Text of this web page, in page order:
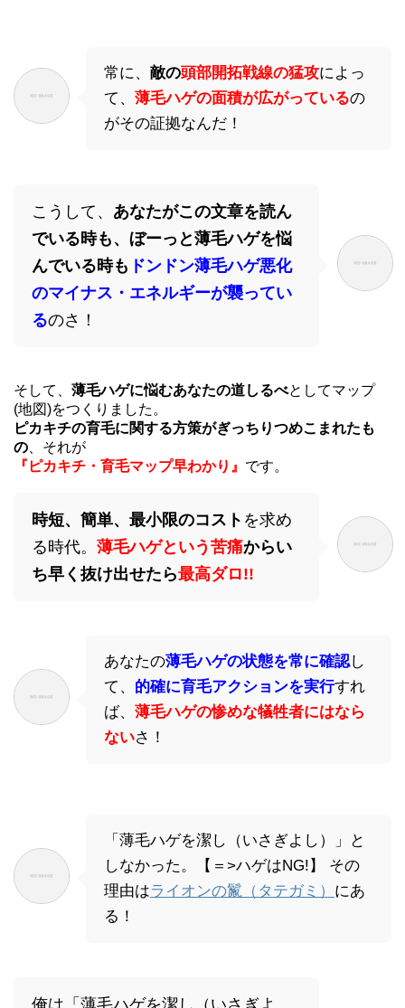
常に、 敵の頭部開拓戦線の猛攻によっ
て、 薄毛ハゲの面積が広がっているの
がその証拠なんだ！
こうして、 あなたがこの文章を読ん
でいる時も、ぼーっと薄毛ハゲを悩
んでいる時も ドンドン薄毛ハゲ悪化
のマイナス・エネルギーが襲ってい
るのさ！
そして、 薄毛ハゲに悩むあなたの道しるべとしてマップ
(地図)をつくりました。
ピカキチの育毛に関する方策がぎっちりつめこまれたも
の 、それが
『ピカキチ・育毛マップ早わかり』 です。
時短、簡単、最小限のコスト を求め
る時代。 薄毛ハゲという苦痛からい
ち早く抜け出せたら最高ダロ!!
あなたの薄毛ハゲの状態を常に確認し
て、 的確に育毛アクションを実行すれ
ば、 薄毛ハゲの惨めな犠牲者にはなら
ないさ！
「薄毛ハゲを潔し（いさぎよし）」と
しなかった。【＝>ハゲはNG!】 その
理由はライオンの鬣（タテガミ） にあ
る！
俺は「薄毛ハゲを潔し（いさぎよ